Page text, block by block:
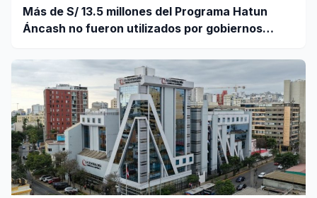
Más de S/ 13.5 millones del Programa Hatun
Áncash no fueron utilizados por gobiernos